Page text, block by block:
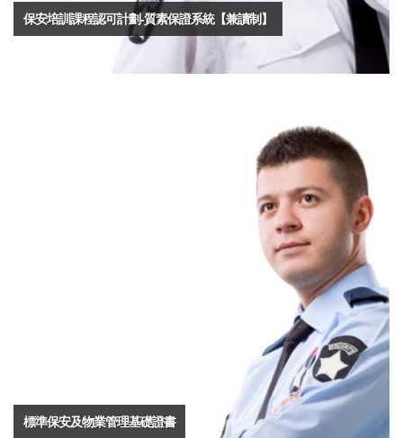
保安培訓課程認可計劃-質素保證系統【兼讀制】
標準保安及物業管理基礎證書